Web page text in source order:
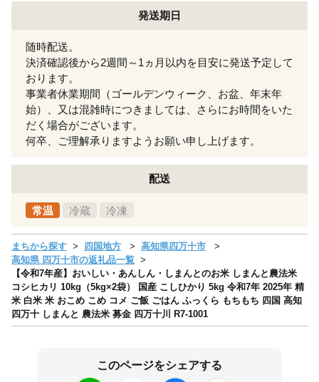
発送期日
随時配送。
決済確認後から2週間～1ヵ月以内を目安に発送予定して
おります。
事業者休業期間（ゴールデンウィーク、お盆、年末年
始）、又は混雑時につきましては、さらにお時間をいた
だく場合がございます。
何卒、ご理解承りますようお願い申し上げます。
配送
常温 冷蔵 冷凍
まちから探す 四国地方
高知県四万十市
高知県 四万十市の返礼品一覧
【令和7年産】おいしい・あんしん・しまんとのお米 しまんと農法米
コシヒカリ 10kg（5kg×2袋） 国産 こしひかり 5kg 令和7年 2025年 精
米 白米 米 おこめ こめ コメ ご飯 ごはん ふっくら もちもち 四国 高知
四万十 しまんと 農法米 募金 四万十川 R7-1001
このページをシェアする